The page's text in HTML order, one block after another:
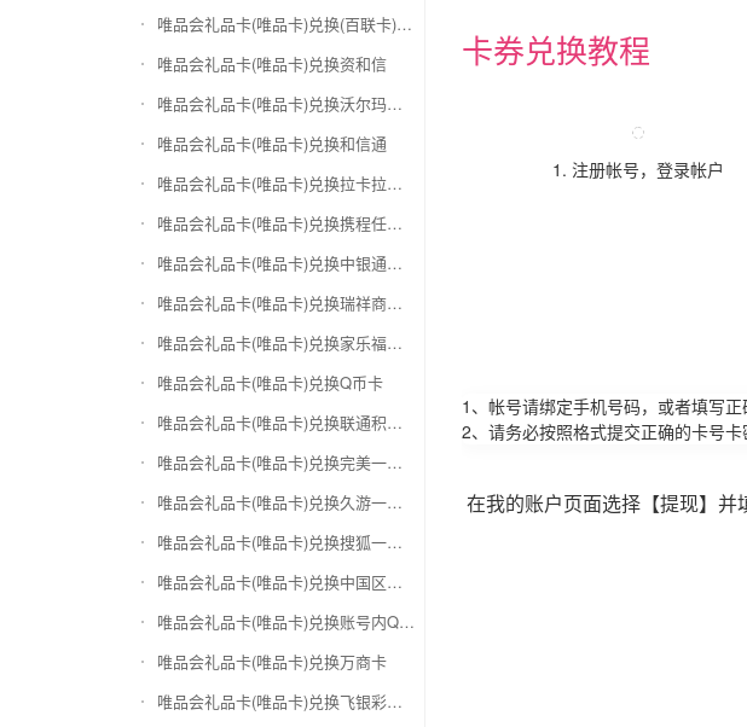
唯品会礼品卡(唯品卡)兑换(百联卡)联华ok卡
唯品会礼品卡(唯品卡)兑换资和信
唯品会礼品卡(唯品卡)兑换沃尔玛购物卡
唯品会礼品卡(唯品卡)兑换和信通
唯品会礼品卡(唯品卡)兑换拉卡拉沃尔玛
唯品会礼品卡(唯品卡)兑换携程任我游
唯品会礼品卡(唯品卡)兑换中银通支付(银联购物卡)
唯品会礼品卡(唯品卡)兑换瑞祥商联卡
唯品会礼品卡(唯品卡)兑换家乐福超市卡
唯品会礼品卡(唯品卡)兑换Q币卡
唯品会礼品卡(唯品卡)兑换联通积分Q币
唯品会礼品卡(唯品卡)兑换完美一卡通
唯品会礼品卡(唯品卡)兑换久游一卡通
唯品会礼品卡(唯品卡)兑换搜狐一卡通
唯品会礼品卡(唯品卡)兑换中国区苹果充值卡
唯品会礼品卡(唯品卡)兑换账号内Q币寄售（维护中）
唯品会礼品卡(唯品卡)兑换万商卡
唯品会礼品卡(唯品卡)兑换飞银彩虹卡
卡券兑换教程
1. 注册帐号，登录帐户
1、帐号请绑定手机号码，或者填写
2、请务必按照格式提交正确的卡号
在我的账户页面选择【提现】